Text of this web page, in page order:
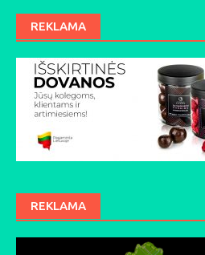
REKLAMA
REKLAMA